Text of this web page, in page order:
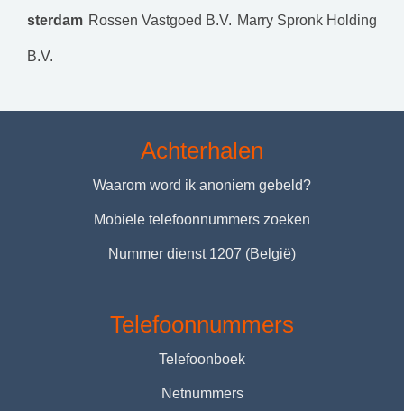
sterdam Rossen Vastgoed B.V. Marry Spronk Holding
B.V.
Achterhalen
Waarom word ik anoniem gebeld?
Mobiele telefoonnummers zoeken
Nummer dienst 1207 (België)
Telefoonnummers
Telefoonboek
Netnummers